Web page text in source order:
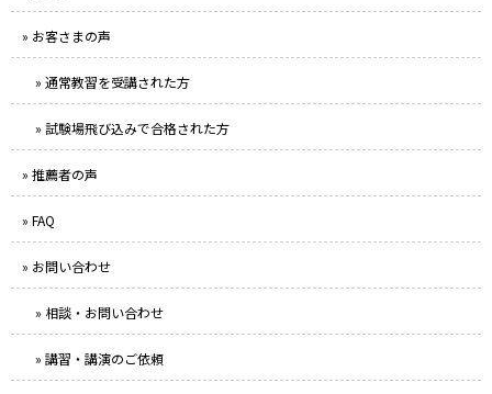
» お客さまの声
» 通常教習を受講された方
» 試験場飛び込みで合格された方
» 推薦者の声
» FAQ
» お問い合わせ
» 相談・お問い合わせ
» 講習・講演のご依頼